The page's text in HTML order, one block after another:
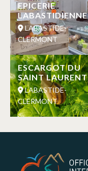
EPICERIE
LABASTIDIENNE
LABASTIDE-
CLERMONT
ESCARGOT DU
SAINT LAURENT
LABASTIDE-
CLERMONT